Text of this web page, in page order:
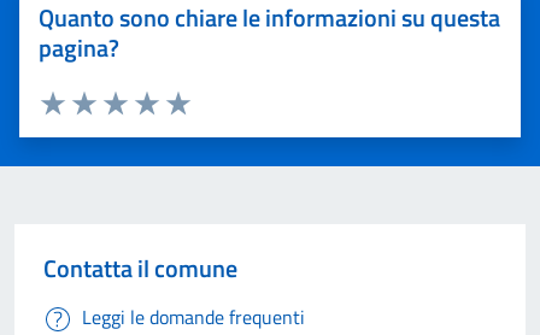
Quanto sono chiare le informazioni su questa
pagina?
Valuta 5 stelle su 5
Valuta 4 stelle su 5
Valuta 3 stelle su 5
Valuta 2 stelle su 5
Valuta 1 stelle su 5
Contatta il comune
Leggi le domande frequenti